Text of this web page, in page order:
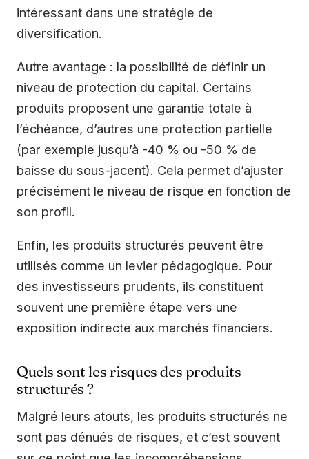
intéressant dans une stratégie de
diversification.
Autre avantage : la possibilité de définir un
niveau de protection du capital. Certains
produits proposent une garantie totale à
l’échéance, d’autres une protection partielle
(par exemple jusqu’à -40 % ou -50 % de
baisse du sous-jacent). Cela permet d’ajuster
précisément le niveau de risque en fonction de
son profil.
Enfin, les produits structurés peuvent être
utilisés comme un levier pédagogique. Pour
des investisseurs prudents, ils constituent
souvent une première étape vers une
exposition indirecte aux marchés financiers.
Quels sont les risques des produits
structurés ?
Malgré leurs atouts, les produits structurés ne
sont pas dénués de risques, et c’est souvent